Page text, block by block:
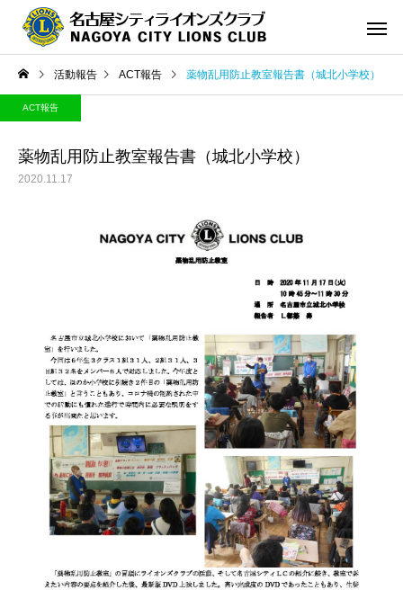
活動報告 ACT報告 薬物乱用防止教室報告書（城北小学校）
ACT報告
薬物乱用防止教室報告書（城北小学校）
2020.11.17